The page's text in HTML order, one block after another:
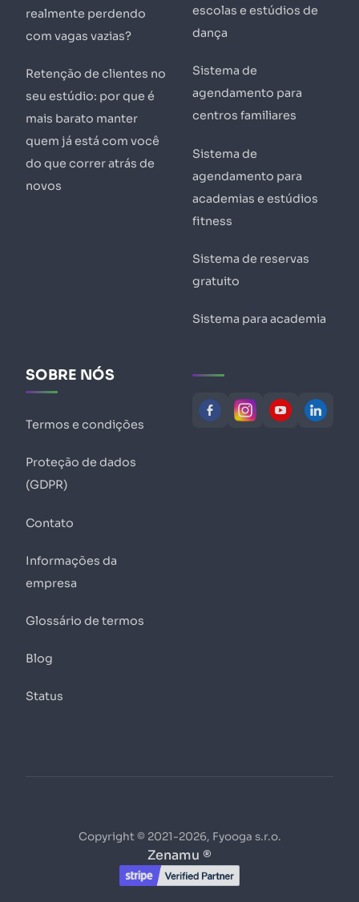
realmente perdendo
com vagas vazias?
Retenção de clientes no
seu estúdio: por que é
mais barato manter
quem já está com você
do que correr atrás de
novos
escolas e estúdios de
dança
Sistema de
agendamento para
centros familiares
Sistema de
agendamento para
academias e estúdios
fitness
Sistema de reservas
gratuito
Sistema para academia
SOBRE NÓS
Termos e condições
Proteção de dados
(GDPR)
Contato
Informações da
empresa
Glossário de termos
Blog
Status
Copyright © 2021-2026, Fyooga s.r.o.
Zenamu ®